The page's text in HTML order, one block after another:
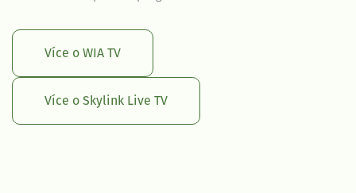
Více o WIA TV
Více o Skylink Live TV